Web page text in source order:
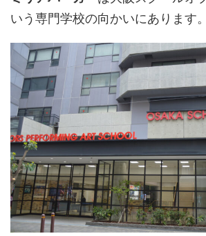
いう専門学校の向かいにあります。